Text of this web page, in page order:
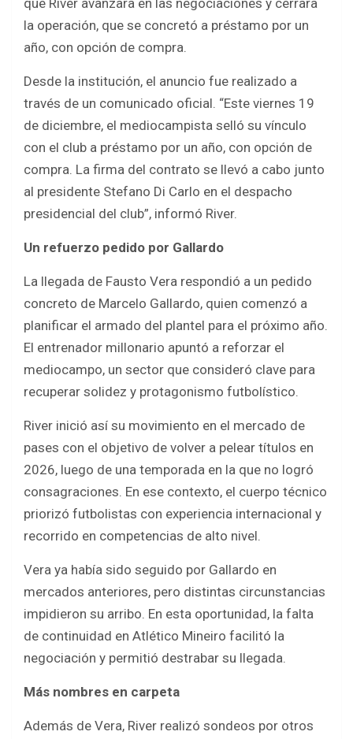
que River avanzara en las negociaciones y cerrara
la operación, que se concretó a préstamo por un
año, con opción de compra.
Desde la institución, el anuncio fue realizado a
través de un comunicado oficial. “Este viernes 19
de diciembre, el mediocampista selló su vínculo
con el club a préstamo por un año, con opción de
compra. La firma del contrato se llevó a cabo junto
al presidente Stefano Di Carlo en el despacho
presidencial del club”, informó River.
Un refuerzo pedido por Gallardo
La llegada de Fausto Vera respondió a un pedido
concreto de Marcelo Gallardo, quien comenzó a
planificar el armado del plantel para el próximo año.
El entrenador millonario apuntó a reforzar el
mediocampo, un sector que consideró clave para
recuperar solidez y protagonismo futbolístico.
River inició así su movimiento en el mercado de
pases con el objetivo de volver a pelear títulos en
2026, luego de una temporada en la que no logró
consagraciones. En ese contexto, el cuerpo técnico
priorizó futbolistas con experiencia internacional y
recorrido en competencias de alto nivel.
Vera ya había sido seguido por Gallardo en
mercados anteriores, pero distintas circunstancias
impidieron su arribo. En esta oportunidad, la falta
de continuidad en Atlético Mineiro facilitó la
negociación y permitió destrabar su llegada.
Más nombres en carpeta
Además de Vera, River realizó sondeos por otros